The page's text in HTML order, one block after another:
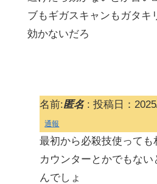
ブもギガスキャンもガタキ
効かないだろ
名前:匿名: 投稿日：
通報
最初から必殺技使って
カウンターとかでもな
んでしょ